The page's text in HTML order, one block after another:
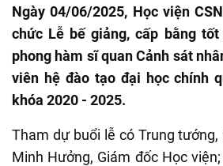
Ngày 04/06/2025, Học viện
chức Lễ bế giảng, cấp bằng
phong hàm sĩ quan Cảnh sát
viên hệ đào tạo đại học chính
khóa 2020 - 2025.
Tham dự buổi lễ có Trung tướng,
Minh Hưởng, Giám đốc Học